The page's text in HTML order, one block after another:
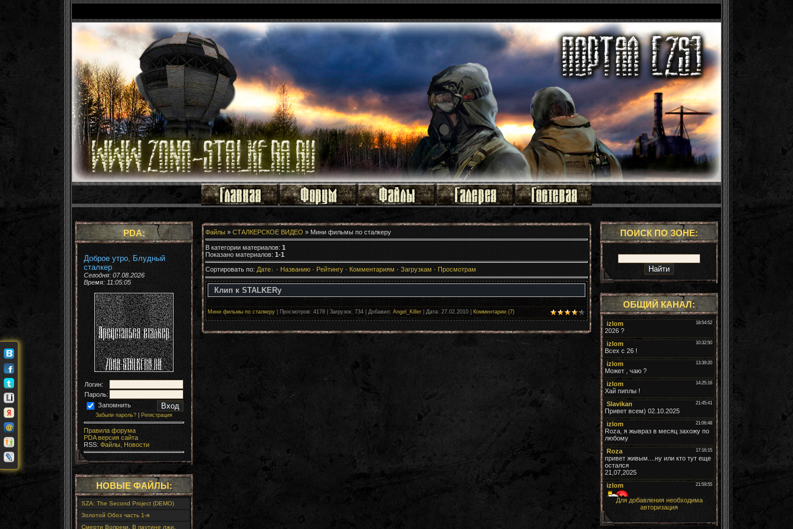
PDA:
Доброе утро, Блудный
сталкер
Сегодня: 07.08.2026
Время: 11:05:05
Логин:
Пароль:
Запомнить
Забыли пароль? Регистрация
Правила форума
PDA версия сайта
RSS: Файлы, Новости
НОВЫЕ ФАЙЛЫ:
SZA: The Second Project (DEMO)
Золотой Обоз часть 1-я
Смерти Вопреки. В паутине лжи.
Файлы » СТАЛКЕРСКОЕ ВИДЕО » Мини фильмы по сталкеру
В категории материалов: 1
Показано материалов: 1-1
Сортировать по: Дате · Названию · Рейтингу · Комментариям · Загрузкам · Просмотрам
Клип к STALKERу
Мини фильмы по сталкеру | Просмотров: 4178 | Загрузок: 734 | Добавил: Angel_Killer | Дата: 27.02.2010 Комментарии (7)
ПОИСК ПО ЗОНЕ:
ОБЩИЙ КАНАЛ:
Для добавления необходима
авторизация